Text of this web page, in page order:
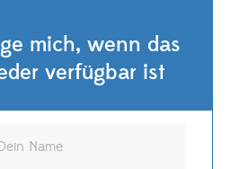
mich, wenn das
verfügbar ist